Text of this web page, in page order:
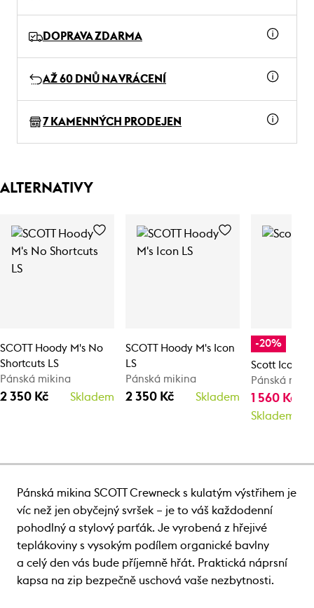
DOPRAVA ZDARMA
AŽ 60 DNŮ NA VRÁCENÍ
7 KAMENNÝCH PRODEJEN
ALTERNATIVY
SCOTT Hoody M's No
Shortcuts LS
Pánská mikina
2 350 Kč Skladem
SCOTT Hoody M's Icon
LS
Pánská mikina
2 350 Kč Skladem
-20%
Scott Icon LS
Pánská
1 560 Kč
Skladem
Pánská mikina SCOTT Crewneck s kulatým výstřihem je
víc než jen obyčejný svršek – je to váš každodenní
pohodlný a stylový parťák. Je vyrobená z hřejivé
teplákoviny s vysokým podílem organické bavlny
a celý den vás bude příjemně hřát. Praktická náprsní
kapsa na zip bezpečně uschová vaše nezbytnosti.